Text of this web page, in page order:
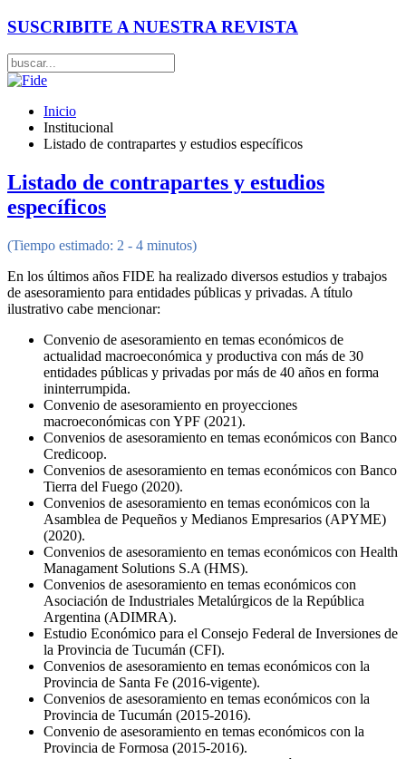
SUSCRIBITE A NUESTRA REVISTA
Inicio
Institucional
Listado de contrapartes y estudios específicos
Listado de contrapartes y estudios
específicos
(Tiempo estimado: 2 - 4 minutos)
En los últimos años FIDE ha realizado diversos estudios y trabajos
de asesoramiento para entidades públicas y privadas. A título
ilustrativo cabe mencionar:
Convenio de asesoramiento en temas económicos de
actualidad macroeconómica y productiva con más de 30
entidades públicas y privadas por más de 40 años en forma
ininterrumpida.
Convenio de asesoramiento en proyecciones
macroeconómicas con YPF (2021).
Convenios de asesoramiento en temas económicos con Banco
Credicoop.
Convenios de asesoramiento en temas económicos con Banco
Tierra del Fuego (2020).
Convenios de asesoramiento en temas económicos con la
Asamblea de Pequeños y Medianos Empresarios (APYME)
(2020).
Convenios de asesoramiento en temas económicos con Health
Managament Solutions S.A (HMS).
Convenios de asesoramiento en temas económicos con
Asociación de Industriales Metalúrgicos de la República
Argentina (ADIMRA).
Estudio Económico para el Consejo Federal de Inversiones de
la Provincia de Tucumán (CFI).
Convenios de asesoramiento en temas económicos con la
Provincia de Santa Fe (2016-vigente).
Convenios de asesoramiento en temas económicos con la
Provincia de Tucumán (2015-2016).
Convenio de asesoramiento en temas económicos con la
Provincia de Formosa (2015-2016).